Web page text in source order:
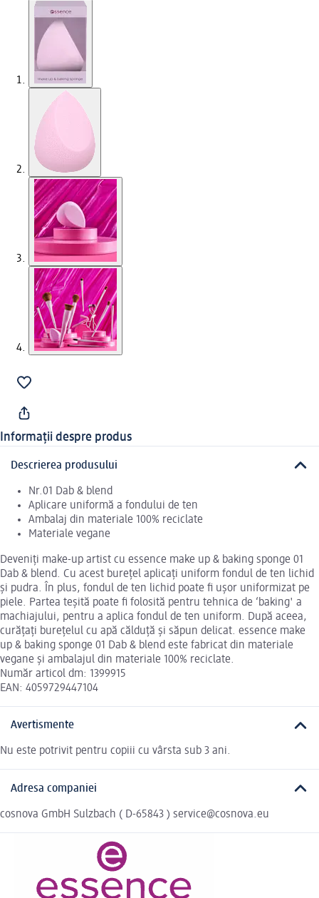
Informații despre produs
Descrierea produsului
Nr.01 Dab & blend
Aplicare uniformă a fondului de ten
Ambalaj din materiale 100% reciclate
Materiale vegane
Deveniți make-up artist cu essence make up & baking sponge 01
Dab & blend. Cu acest burețel aplicați uniform fondul de ten lichid
și pudra. În plus, fondul de ten lichid poate fi ușor uniformizat pe
piele. Partea teșită poate fi folosită pentru tehnica de ‘baking' a
machiajului, pentru a aplica fondul de ten uniform. După aceea,
curățați burețelul cu apă călduță și săpun delicat. essence make
up & baking sponge 01 Dab & blend este fabricat din materiale
vegane și ambalajul din materiale 100% reciclate.
Număr articol dm: 1399915
EAN: 4059729447104
Avertismente
Nu este potrivit pentru copiii cu vârsta sub 3 ani.
Adresa companiei
cosnova GmbH Sulzbach ( D-65843 ) service@cosnova.eu